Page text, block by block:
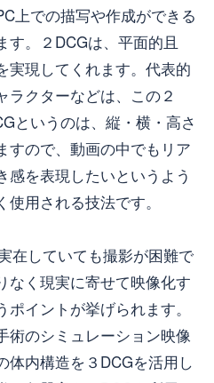
上での描写や作成ができる
す。２DCGは、平面的且
実現してくれます。代表的
ラクターなどは、この２
というのは、縦・横・高さ
すので、動画の中でもリア
感を表現したいというよう
用される技法です。
在していても撮影が困難で
なく現実に寄せて映像化す
イントが挙げられます。
術のシミュレーション映像
体内構造を３DCGを活用し